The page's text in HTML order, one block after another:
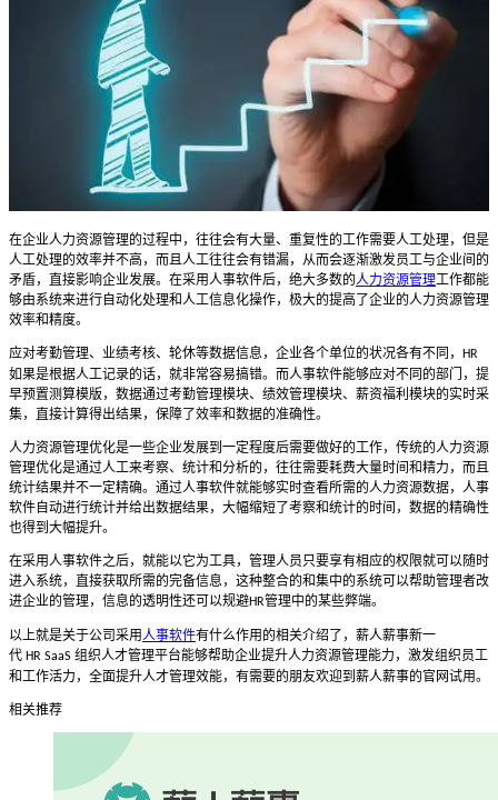
在企业人力资源管理的过程中，往往会有大量、重复性的工作需要人工处理，但是
人工处理的效率并不高，而且人工往往会有错漏，从而会逐渐激发员工与企业间的
矛盾，直接影响企业发展。在采用人事软件后，绝大多数的人力资源管理工作都能
够由系统来进行自动化处理和人工信息化操作，极大的提高了企业的人力资源管理
效率和精度。
应对考勤管理、业绩考核、轮休等数据信息，企业各个单位的状况各有不同， HR
如果是根据人工记录的话，就非常容易搞错。而人事软件能够应对不同的部门，提
早预置测算模版，数据通过考勤管理模块、绩效管理模块、薪资福利模块的实时采
集，直接计算得出结果，保障了效率和数据的准确性。
人力资源管理优化是一些企业发展到一定程度后需要做好的工作，传统的人力资源
管理优化是通过人工来考察、统计和分析的，往往需要耗费大量时间和精力，而且
统计结果并不一定精确。通过人事软件就能够实时查看所需的人力资源数据，人事
软件自动进行统计并给出数据结果，大幅缩短了考察和统计的时间，数据的精确性
也得到大幅提升。
在采用人事软件之后，就能以它为工具，管理人员只要享有相应的权限就可以随时
进入系统，直接获取所需的完备信息，这种整合的和集中的系统可以帮助管理者改
进企业的管理，信息的透明性还可以规避HR管理中的某些弊端。
以上就是关于公司采用人事软件有什么作用的相关介绍了，薪人薪事新一
代 HR SaaS 组织人才管理平台能够帮助企业提升人力资源管理能力，激发组织员工
和工作活力，全面提升人才管理效能，有需要的朋友欢迎到薪人薪事的官网试用。
相关推荐